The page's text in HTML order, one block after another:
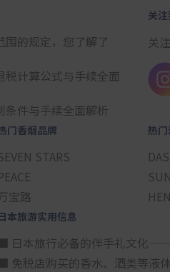
围的规定，您了解了
税计算公式与手续全面
条件与手续全面解析
关
关
门香烟品牌
STARS
宝路
热
本旅游实用信息
日本旅行必备的伴手礼文化
免税店购买的香水、酒类等液